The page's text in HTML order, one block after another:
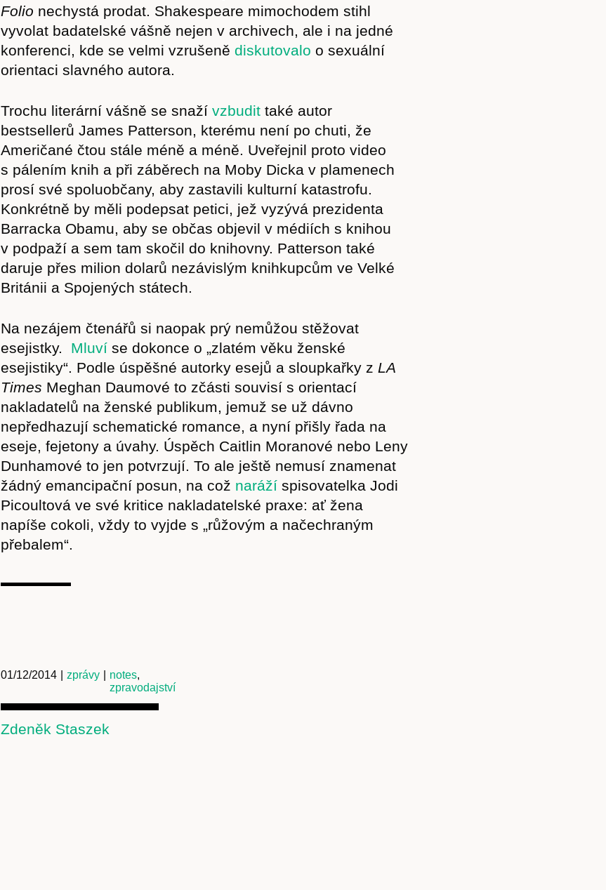
Obchod
Folio nechystá prodat. Shakespeare mimochodem stihl
vyvolat badatelské vášně nejen v archivech, ale i na jedné
konferenci, kde se velmi vzrušeně diskutovalo o sexuální
orientaci slavného autora.
Trochu literární vášně se snaží vzbudit také autor
bestsellerů James Patterson, kterému není po chuti, že
Američané čtou stále méně a méně. Uveřejnil proto video
s pálením knih a při záběrech na Moby Dicka v plamenech
prosí své spoluobčany, aby zastavili kulturní katastrofu.
Konkrétně by měli podepsat petici, jež vyzývá prezidenta
Barracka Obamu, aby se občas objevil v médiích s knihou
v podpaží a sem tam skočil do knihovny. Patterson také
daruje přes milion dolarů nezávislým knihkupcům ve Velké
Británii a Spojených státech.
Na nezájem čtenářů si naopak prý nemůžou stěžovat
esejistky. Mluví se dokonce o „zlatém věku ženské
esejistiky“. Podle úspěšné autorky esejů a sloupkařky z LA
Times Meghan Daumové to zčásti souvisí s orientací
nakladatelů na ženské publikum, jemuž se už dávno
nepředhazují schematické romance, a nyní přišly řada na
eseje, fejetony a úvahy. Úspěch Caitlin Moranové nebo Leny
Dunhamové to jen potvrzují. To ale ještě nemusí znamenat
žádný emancipační posun, na což naráží spisovatelka Jodi
Picoultová ve své kritice nakladatelské praxe: ať žena
napíše cokoli, vždy to vyjde s „růžovým a načechraným
přebalem“.
01/12/2014 zprávy notes,
zpravodajství
Zdeněk Staszek